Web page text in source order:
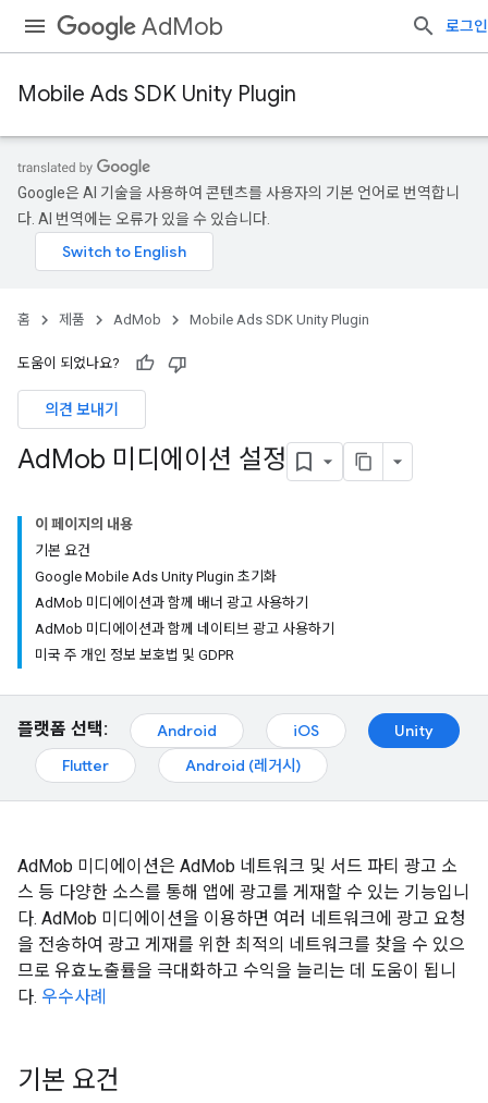
AdMob 로그인
Mobile Ads SDK Unity Plugin
Google은 AI 기술을 사용하여 콘텐츠를 사용자의 기본 언어로 번역합니
다. AI 번역에는 오류가 있을 수 있습니다.
홈 제품 AdMob Mobile Ads SDK Unity Plugin
도움이 되었나요?
의견 보내기
AdMob 미디에이션 설정
이 페이지의 내용
기본 요건
Google Mobile Ads Unity Plugin 초기화
AdMob 미디에이션과 함께 배너 광고 사용하기
AdMob 미디에이션과 함께 네이티브 광고 사용하기
미국 주 개인 정보 보호법 및 GDPR
플랫폼 선택: Android iOS
Unity
Flutter
Android (레거시)
AdMob 미디에이션은 AdMob 네트워크 및 서드 파티 광고 소
스 등 다양한 소스를 통해 앱에 광고를 게재할 수 있는 기능입니
다. AdMob 미디에이션을 이용하면 여러 네트워크에 광고 요청
을 전송하여 광고 게재를 위한 최적의 네트워크를 찾을 수 있으
므로 유효노출률을 극대화하고 수익을 늘리는 데 도움이 됩니
다. 우수사례
기본 요건